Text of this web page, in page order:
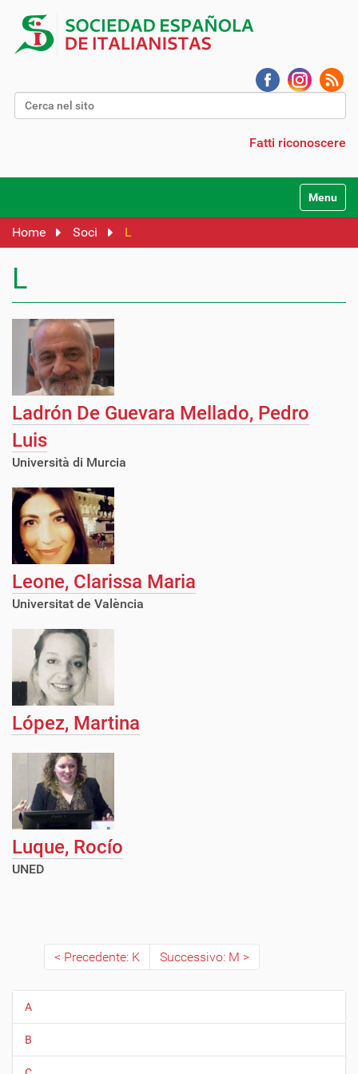
Fatti riconoscere
Alterna
Home Soci L
L
Ladrón De Guevara Mellado, Pedro
Luis
Università di Murcia
Leone, Clarissa Maria
Universitat de València
López, Martina
Luque, Rocí­o
UNED
Precedente: K Successivo: M
N
i
A
B